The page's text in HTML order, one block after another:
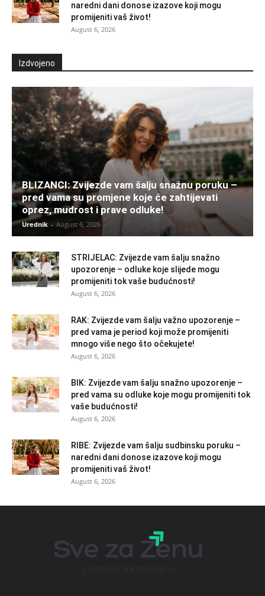
naredni dani donose izazove koji mogu
promijeniti vaš život!
August 6, 2026
Izdvojeno
BLIZANCI: Zvijezde vam šalju snažnu poruku –
pred vama su promjene koje će zahtijevati
oprez, mudrost i prave odluke!
Urednik - August 6, 2026
STRIJELAC: Zvijezde vam šalju snažno
upozorenje – odluke koje slijede mogu
promijeniti tok vaše budućnosti!
August 6, 2026
RAK: Zvijezde vam šalju važno upozorenje –
pred vama je period koji može promijeniti
mnogo više nego što očekujete!
August 6, 2026
BIK: Zvijezde vam šalju snažno upozorenje –
pred vama su odluke koje mogu promijeniti tok
vaše budućnosti!
August 6, 2026
RIBE: Zvijezde vam šalju sudbinsku poruku –
naredni dani donose izazove koji mogu
promijeniti vaš život!
August 6, 2026